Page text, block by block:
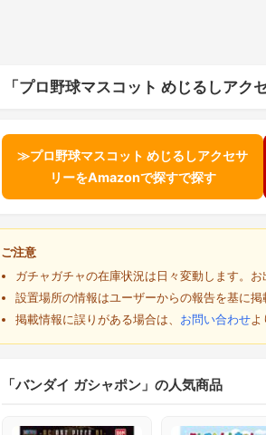
「プロ野球マスコット めじるしアク
≫プロ野球マスコット めじるしアクセサ
リーをAmazonで探すで探す
ご注意
ガチャガチャの在庫状況は日々変動します。
設置場所の情報はユーザーからの報告を基に掲
掲載情報に誤りがある場合は、 お問い合わせよ
「バンダイ ガシャポン」の人気商品